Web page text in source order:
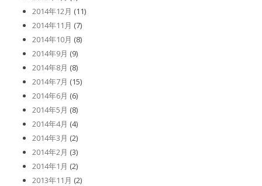
2014年12月 (11)
2014年11月 (7)
2014年10月 (8)
2014年9月 (9)
2014年8月 (8)
2014年7月 (15)
2014年6月 (6)
2014年5月 (8)
2014年4月 (4)
2014年3月 (2)
2014年2月 (3)
2014年1月 (2)
2013年11月 (2)